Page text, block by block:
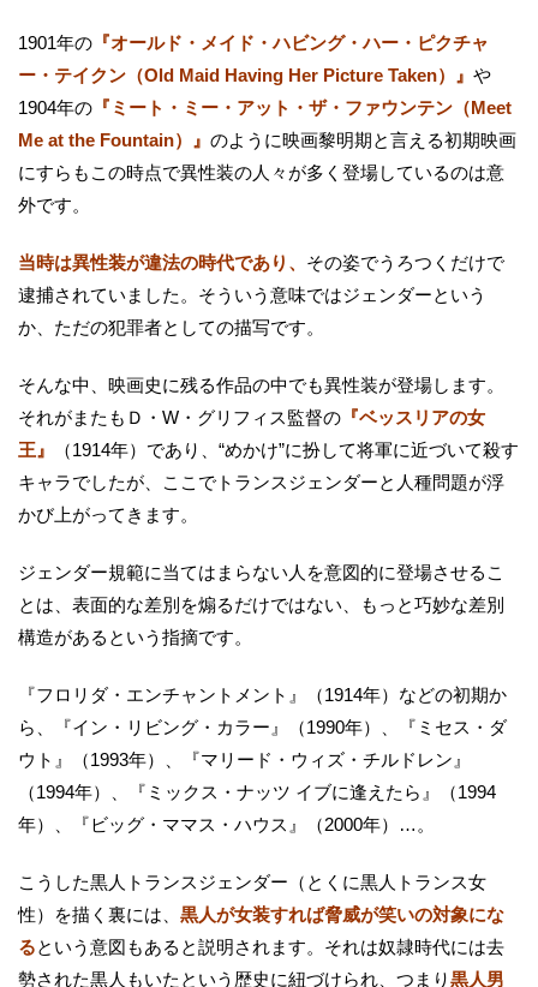
1901年の 『オールド・メイド・ハビング・ハー・ピクチャ
ー・テイクン（Old Maid Having Her Picture Taken）』 や
1904年の 『ミート・ミー・アット・ザ・ファウンテン（Meet
Me at the Fountain）』 のように映画黎明期と言える初期映画
にすらもこの時点で異性装の人々が多く登場しているのは意
外です。
当時は異性装が違法の時代であり、 その姿でうろつくだけで
逮捕されていました。そういう意味ではジェンダーという
か、ただの犯罪者としての描写です。
そんな中、映画史に残る作品の中でも異性装が登場します。
それがまたもＤ・W・グリフィス監督の 『ベッスリアの女
王』
（1914年）であり、“めかけ”に扮して将軍に近づいて殺す
キャラでしたが、ここでトランスジェンダーと人種問題が浮
かび上がってきます。
ジェンダー規範に当てはまらない人を意図的に登場させるこ
とは、表面的な差別を煽るだけではない、もっと巧妙な差別
構造があるという指摘です。
『フロリダ・エンチャントメント』（1914年）などの初期か
ら、『イン・リビング・カラー』（1990年）、『ミセス・ダ
ウト』（1993年）、『マリード・ウィズ・チルドレン』
（1994年）、『ミックス・ナッツ イブに逢えたら』（1994
年）、『ビッグ・ママス・ハウス』（2000年）…。
こうした黒人トランスジェンダー（とくに黒人トランス女
性）を描く裏には、 黒人が女装すれば脅威が笑いの対象にな
るという意図もあると説明されます。それは奴隷時代には去
勢された黒人もいたという歴史に紐づけられ、つまり黒人男